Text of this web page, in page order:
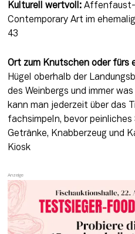
Kulturell wertvoll: Affenfaust-
Contemporary Art im
43
Ort zum Knutschen oder fürs
Hügel oberhalb der
des Weinbergs und immer
kann man jederzeit über das
fachsimpeln, bevor
Getränke, Knabberzeug und
Kiosk